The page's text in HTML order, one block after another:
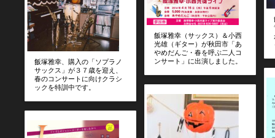
飯塚雅幸、購入の「ソプラノ
サックス」が３７歳を迎え、
春のコンサートに向けクラシ
ックを特訓中です。
飯塚雅幸（サックス）＆小西
光雄（ギター）が秋田市「あ
やめだんご・春を呼ぶ二人コ
ンサート」に出演しました。